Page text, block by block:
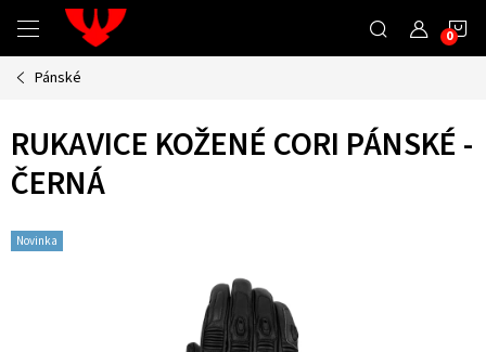
obsah
Pánské
RUKAVICE KOŽENÉ CORI PÁNSKÉ -
ČERNÁ
Novinka